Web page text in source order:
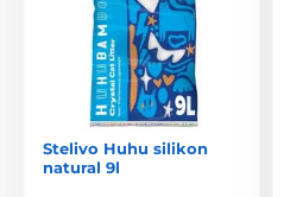
Stelivo Huhu silikon
natural 9l